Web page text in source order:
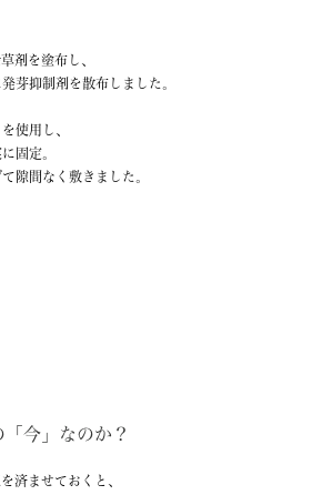
剤を塗布し、
芽抑制剤を散布しました。
使用し、
固定。
隙間なく敷きました。
今」なのか？
済ませておくと、